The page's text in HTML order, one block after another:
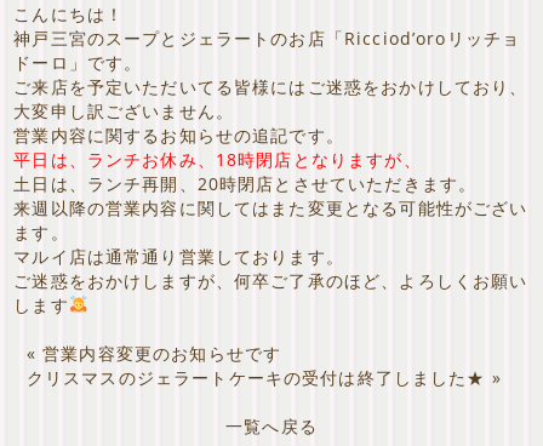
こんにちは！
神戸三宮のスープとジェラートのお店「Ricciod’oroリッチョ
ドーロ」です。
ご来店を予定いただいてる皆様にはご迷惑をおかけしており、
大変申し訳ございません。
営業内容に関するお知らせの追記です。
平日は、ランチお休み、18時閉店となりますが、
土日は、ランチ再開、20時閉店とさせていただきます。
来週以降の営業内容に関してはまた変更となる可能性がござい
ます。
マルイ店は通常通り営業しております。
ご迷惑をおかけしますが、何卒ご了承のほど、よろしくお願い
します
«営業内容変更のお知らせです
クリスマスのジェラートケーキの受付は終了しました★ »
一覧へ戻る